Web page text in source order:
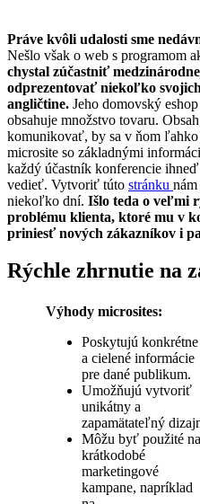
Práve kvôli udalosti sme
Nešlo však o web s programom
chystal zúčastniť
odprezentovať niekoľko
angličtine. Jeho domovský
obsahuje množstvo tovaru.
komunikovať, by sa v ňom
microsite so základnými
každý účastník konferencie
vedieť. Vytvoriť túto stránku
niekoľko dní. Išlo teda o veľmi
problému klienta, ktoré mu v
priniesť nových zákazníkov i
Rýchle zhrnutie na
Výhody microsites:
Poskytujú konkrétne
a cielené informácie
pre dané publikum.
Umožňujú vytvoriť
unikátny a
zapamätateľný
Môžu byť použité na
krátkodobé
marketingové
kampane, napríklad